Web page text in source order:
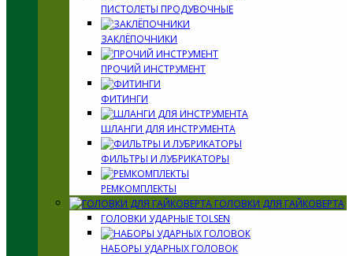
ПИСТОЛЕТЫ ПРОДУВОЧНЫЕ
ЗАКЛЁПОЧНИКИ
ПРОЧИЙ ИНСТРУМЕНТ
ФИТИНГИ
ШЛАНГИ ДЛЯ ИНСТРУМЕНТА
ФИЛЬТРЫ И ЛУБРИКАТОРЫ
РЕМКОМПЛЕКТЫ
ГОЛОВКИ ДЛЯ ГАЙКОВЕРТА
ГОЛОВКИ УДАРНЫЕ TOLSEN
НАБОРЫ УДАРНЫХ ГОЛОВОК